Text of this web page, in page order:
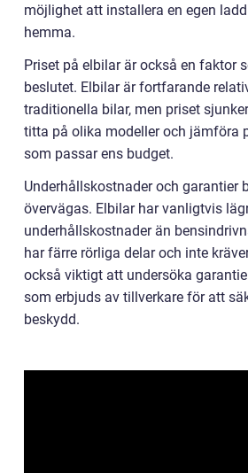
möjlighet att installera en egen
hemma.
Priset på elbilar är också en faktor
beslutet. Elbilar är fortfarande
traditionella bilar, men priset
titta på olika modeller och jämföra
som passar ens budget.
Underhållskostnader och garantier
övervägas. Elbilar har vanligtvis
underhållskostnader än
har färre rörliga delar och inte
också viktigt att undersöka
som erbjuds av tillverkare för att
beskydd.